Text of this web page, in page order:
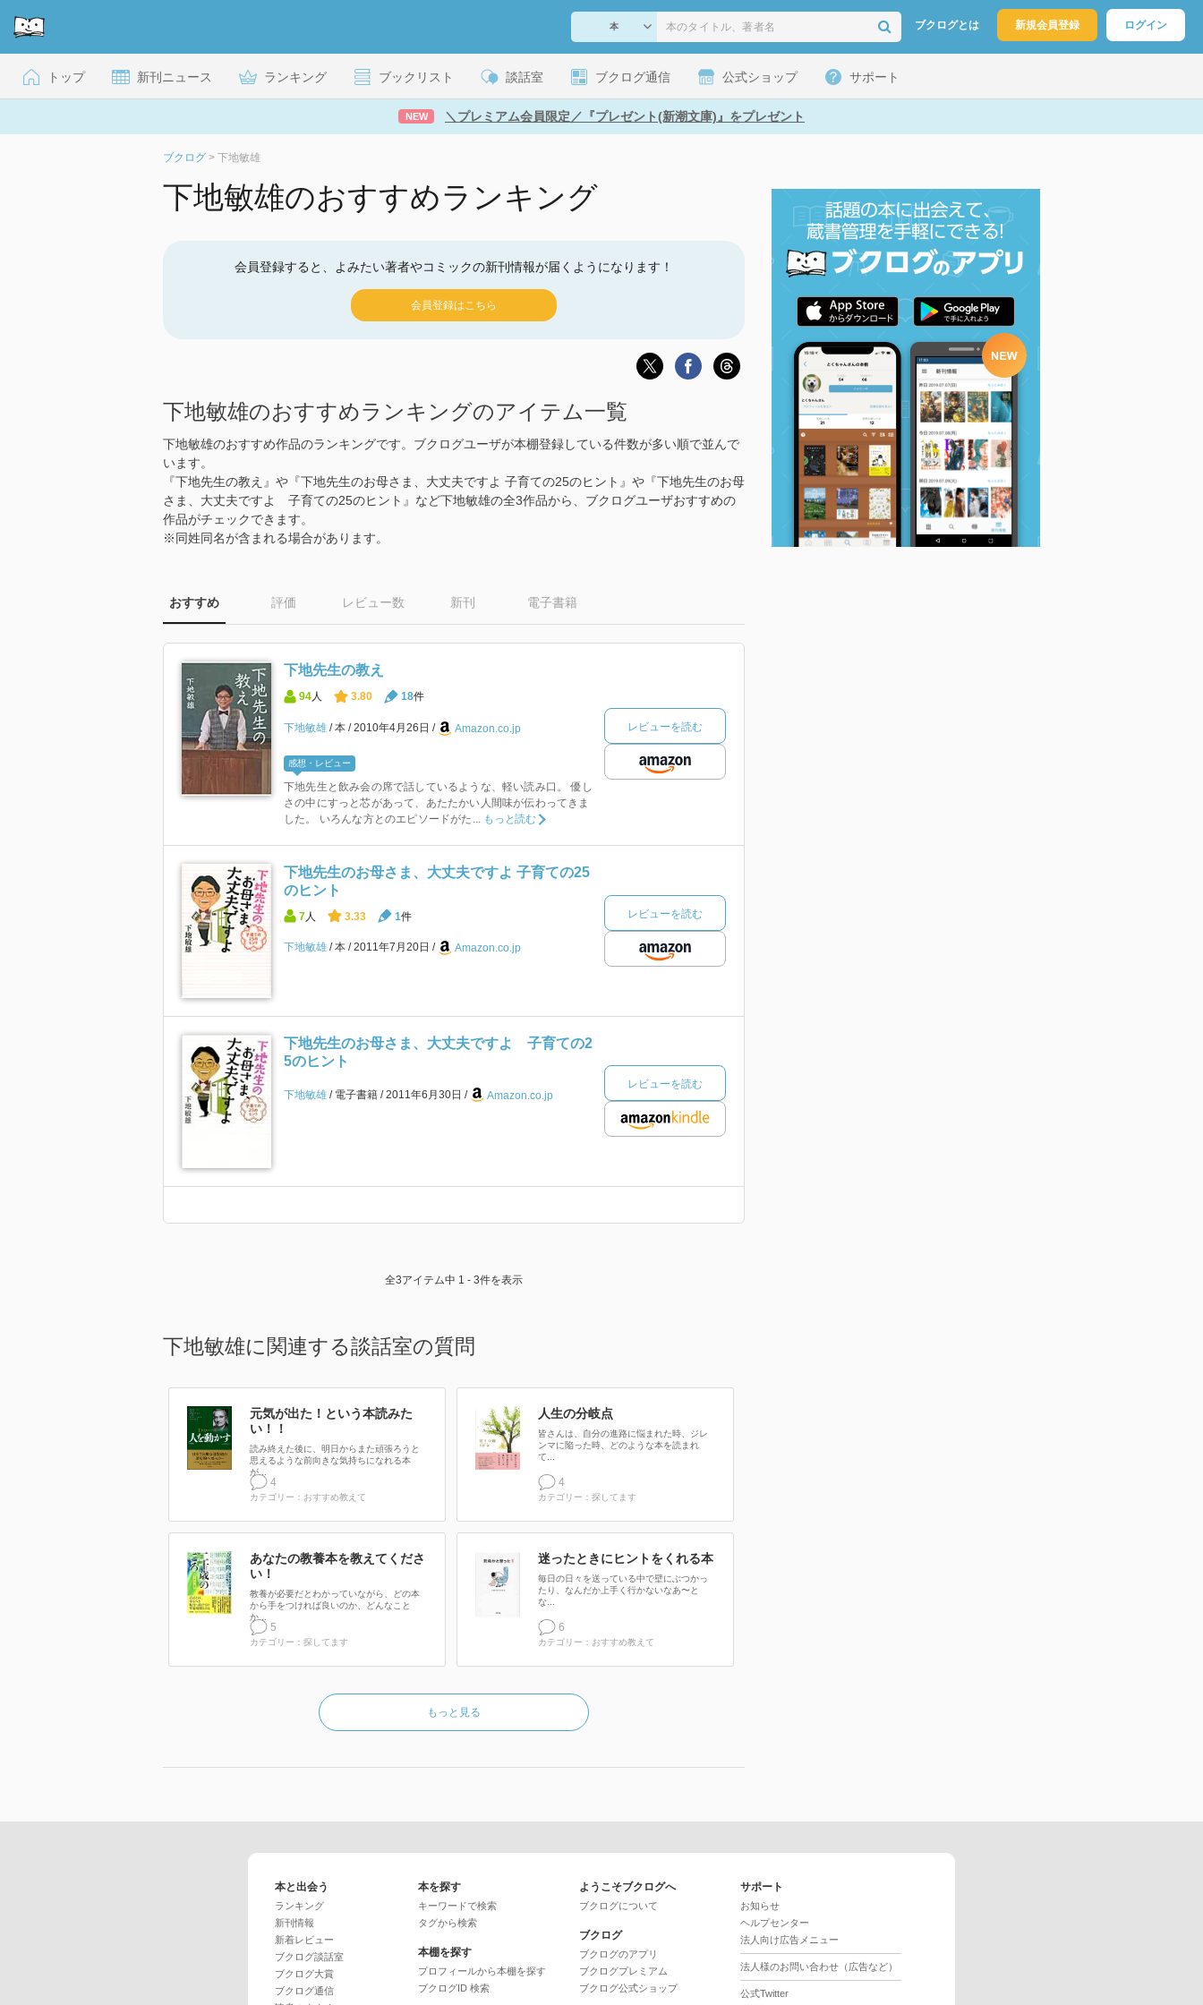
ブクログとは 新規会員登録 ログイン
トップ 新刊ニュース ランキング ブックリスト 談話室 ブクログ通信 公式ショップ サポート
NEW ＼プレミアム会員限定／『プレゼント(新潮文庫)』をプレゼント
ブクログ > 下地敏雄
下地敏雄のおすすめランキング
会員登録すると、よみたい著者やコミックの新刊情報が届くようになります！
会員登録はこちら
下地敏雄のおすすめランキングのアイテム一覧
下地敏雄のおすすめ作品のランキングです。ブクログユーザが本棚登録している件数が多い順で並んで
います。
『下地先生の教え』や『下地先生のお母さま、大丈夫ですよ 子育ての25のヒント』や『下地先生のお母
さま、大丈夫ですよ 子育ての25のヒント』など下地敏雄の全3作品から、ブクログユーザおすすめの
作品がチェックできます。
※同姓同名が含まれる場合があります。
おすすめ 評価 レビュー数 新刊 電子書籍
下地先生の教え
94人 3.80 18件
下地敏雄 本 2010年4月26日 Amazon.co.jp
感想・レビュー
下地先生と飲み会の席で話しているような、軽い読み口。 優し
さの中にすっと芯があって、あたたかい人間味が伝わってきま
した。 いろんな方とのエピソードがた...
もっと読む
レビューを読む
下地先生のお母さま、大丈夫ですよ 子育ての25
のヒント
7 人 3.33 1件
下地敏雄 本 2011年7月20日 Amazon.co.jp
レビューを読む
下地先生のお母さま、大丈夫ですよ 子育ての2
5のヒント
下地敏雄 電子書籍 2011年6月30日 Amazon.co.jp
レビューを読む
全3アイテム中 1 - 3件を表示
下地敏雄に関連する談話室の質問
元気が出た！という本読みた
い！！
読み終えた後に、明日からまた頑張ろうと
思えるような前向きな気持ちになれる本
が...
4
カテゴリー：おすすめ教えて
人生の分岐点
皆さんは、自分の進路に悩まれた時、ジレ
ンマに陥った時、どのような本を読まれ
て...
4
カテゴリー：探してます
あなたの教養本を教えてくださ
い！
教養が必要だとわかっていながら、どの本
から手をつければ良いのか、どんなこと
か...
5
カテゴリー：探してます
迷ったときにヒントをくれる本
毎日の日々を送っている中で壁にぶつかっ
たり、なんだか上手く行かないなあ〜と
な...
6
カテゴリー：おすすめ教えて
もっと見る
本と出会う
ランキング
新刊情報
新着レビュー
ブクログ談話室
ブクログ大賞
ブクログ通信
本を探す
キーワードで検索
タグから検索
本棚を探す
プロフィールから本棚を探す
ブクログID 検索
ようこそブクログへ
ブクログについて
ブクログ
ブクログのアプリ
ブクログプレミアム
ブクログ公式ショップ
サポート
お知らせ
ヘルプセンター
法人向け広告メニュー
法人様のお問い合わせ（広告など）
公式Twitter